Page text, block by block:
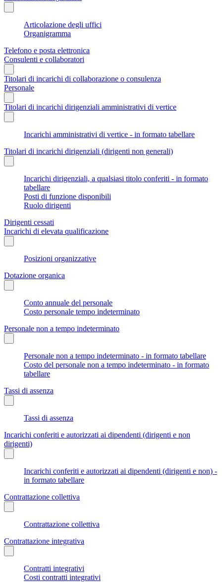
Articolazione degli uffici
Organigramma
Telefono e posta elettronica
Consulenti e collaboratori
Titolari di incarichi di collaborazione o consulenza
Personale
Titolari di incarichi dirigenziali amministrativi di vertice
Incarichi amministrativi di vertice - in formato tabellare
Titolari di incarichi dirigenziali (dirigenti non generali)
Incarichi dirigenziali, a qualsiasi titolo conferiti - in formato
tabellare
Posti di funzione disponibili
Ruolo dirigenti
Dirigenti cessati
Incarichi di elevata qualificazione
Posizioni organizzative
Dotazione organica
Conto annuale del personale
Costo personale tempo indeterminato
Personale non a tempo indeterminato
Personale non a tempo indeterminato - in formato tabellare
Costo del personale non a tempo indeterminato - in formato
tabellare
Tassi di assenza
Tassi di assenza
Incarichi conferiti e autorizzati ai dipendenti (dirigenti e non
dirigenti)
Incarichi conferiti e autorizzati ai dipendenti (dirigenti e non) -
in formato tabellare
Contrattazione collettiva
Contrattazione collettiva
Contrattazione integrativa
Contratti integrativi
Costi contratti integrativi